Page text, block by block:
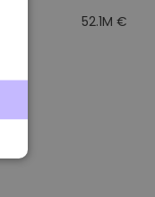
52.1M €